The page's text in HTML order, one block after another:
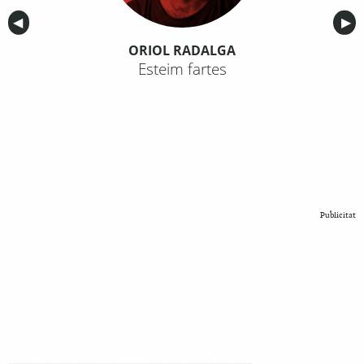
Anterior
◀︎ ▶︎
ORIOL RADALGA
Esteim fartes
Publicitat